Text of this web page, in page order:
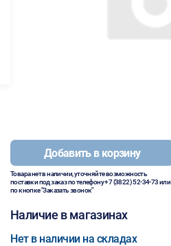
Добавить в корзину
Товара нет в наличии, уточняйте возможность
поставки под заказ по телефону+7 (3822) 52-34-73или
по кнопке "Заказать звонок"
Наличие в магазинах
Нет в наличии на складах